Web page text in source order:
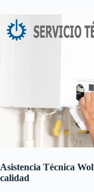
Asistencia Técnica
calidad